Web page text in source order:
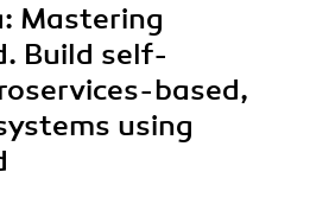
: Mastering
Build self-
based,
using